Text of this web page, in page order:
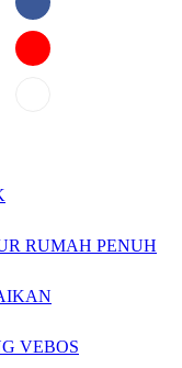
Pilipino
ภาษาไทย
français
RUMAH PENUH
VEBOS